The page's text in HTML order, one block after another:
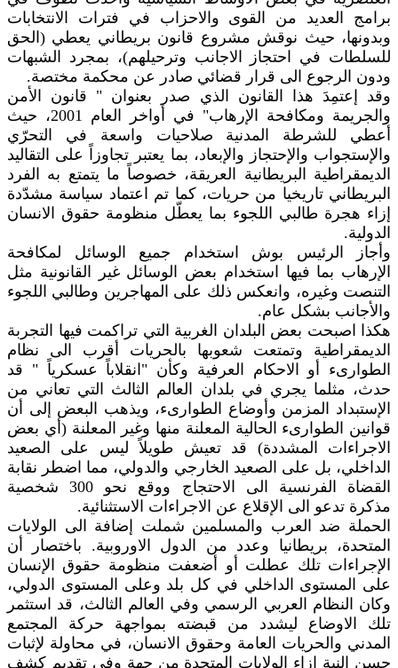
برامج العديد من القوى والاحزاب في فترات الانتخابات
وبدونها، حيث نوقش مشروع قانون بريطاني يعطي (الحق
للسلطات في احتجاز الاجانب وترحيلهم)، بمجرد الشبهات
ودون الرجوع الى قرار قضائي صادر عن محكمة مختصة.
وقد إعتمِدَ هذا القانون الذي صدر بعنوان " قانون الأمن
والجريمة ومكافحة الإرهاب" في أواخر العام 2001، حيث
أعطي للشرطة المدنية صلاحيات واسعة في التحرّي
والإستجواب والإحتجاز والإبعاد، بما يعتبر تجاوزاً على التقاليد
الديمقراطية البريطانية العريقة، خصوصاً ما يتمتع به الفرد
البريطاني تاريخيا من حريات، كما تم اعتماد سياسة مشدّدة
إزاء هجرة طالبي اللجوء بما يعطّل منظومة حقوق الانسان
الدولية.
وأجاز الرئيس بوش استخدام جميع الوسائل لمكافحة
الإرهاب بما فيها استخدام بعض الوسائل غير القانونية مثل
التنصت وغيره، وانعكس ذلك على المهاجرين وطالبي اللجوء
والأجانب بشكل عام.
هكذا اصبحت بعض البلدان الغربية التي تراكمت فيها التجربة
الديمقراطية وتمتعت شعوبها بالحريات أقرب الى نظام
الطوارىء أو الاحكام العرفية وكأن "انقلاباً عسكرياً " قد
حدث، مثلما يجري في بلدان العالم الثالث التي تعاني من
الإستبداد المزمن وأوضاع الطوارىء، ويذهب البعض إلى أن
قوانين الطوارىء الحالية المعلنة منها وغير المعلنة (أي بعض
الاجراءات المشددة) قد تعيش طويلاً ليس على الصعيد
الداخلي، بل على الصعيد الخارجي والدولي، مما اضطر نقابة
القضاة الفرنسية الى الاحتجاج ووقع نحو 300 شخصية
مذكرة تدعو الى الإقلاع عن الاجراءات الاستثنائية.
الحملة ضد العرب والمسلمين شملت إضافة الى الولايات
المتحدة، بريطانيا وعدد من الدول الاوروبية. باختصار أن
الإجراءات تلك عطلت أو أضعفت منظومة حقوق الإنسان
على المستوى الداخلي في كل بلد وعلى المستوى الدولي،
وكان النظام العربي الرسمي وفي العالم الثالث، قد استثمر
تلك الاوضاع ليشدد من قبضته بمواجهة حركة المجتمع
المدني والحريات العامة وحقوق الانسان، في محاولة لإثبات
حسن النية إزاء الولايات المتحدة من جهة وفي تقديم كشف